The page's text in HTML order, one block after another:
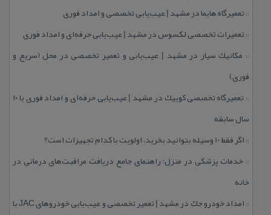
:: تعمیرگاه هایما در مشهد | عیب‌یابی تخصصی و امداد فوری
:: تعمیرات تخصصی لكسوس در مشهد | عیب‌یابی حرفه‌ای و امداد فوری
:: مكانیك سیار در مشهد | عیب‌یابی و تعمیر تخصصی در محل (سریع و
فوری)
::
تعمیرگاه تخصصی كوییك در مشهد | عیب‌یابی حرفه‌ای و امداد فوری با ۱۰
سال سابقه
:: اگر فقط 10 وسیله بتوانید بخرید، اولویت با كدام تجهیزات است؟
:: خدمات پزشكی در منزل؛ راهنمای جامع دریافت مراقبت‌های درمانی در
خانه
::
امداد خودرو جك در مشهد | تعمیر تخصصی و عیب‌یابی خودروهای JAC با